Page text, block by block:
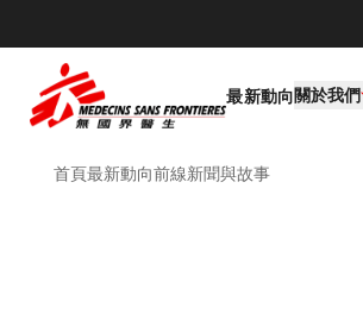
最新動向關於我們
首頁最新動向前線新聞與故事